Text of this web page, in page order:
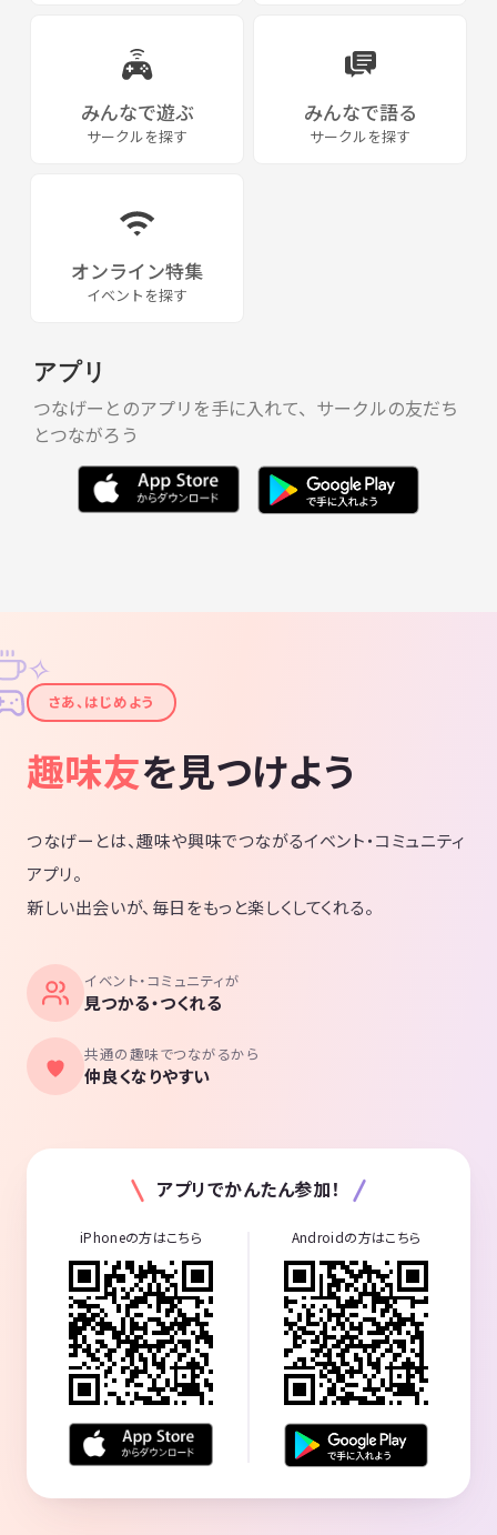
みんなで遊ぶ
サークルを探す
みんなで語る
サークルを探す
オンライン特集
イベントを探す
アプリ
つなげーとのアプリを手に入れて、サークルの友だち
とつながろう
✦
✧
さあ、はじめよう
趣味友を見つけよう
つなげーとは、趣味や興味でつながるイベント・コミュニティ
アプリ。
新しい出会いが、毎日をもっと楽しくしてくれる。
イベント・コミュニティが
見つかる・つくれる
共通の趣味でつながるから
仲良くなりやすい
アプリでかんたん参加！
iPhoneの方はこちら Androidの方はこちら